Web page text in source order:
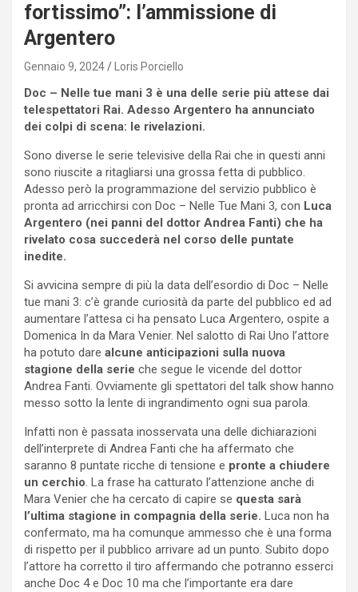
fortissimo”: l’ammissione di
Argentero
Gennaio 9, 2024 Loris Porciello
Doc – Nelle tue mani 3 è una delle serie più attese dai
telespettatori Rai. Adesso Argentero ha annunciato
dei colpi di scena: le rivelazioni.
Sono diverse le serie televisive della Rai che in questi anni
sono riuscite a ritagliarsi una grossa fetta di pubblico.
Adesso però la programmazione del servizio pubblico è
pronta ad arricchirsi con Doc – Nelle Tue Mani 3, con Luca
Argentero (nei panni del dottor Andrea Fanti) che ha
rivelato cosa succederà nel corso delle puntate
inedite.
Si avvicina sempre di più la data dell’esordio di Doc – Nelle
tue mani 3: c’è grande curiosità da parte del pubblico ed ad
aumentare l’attesa ci ha pensato Luca Argentero, ospite a
Domenica In da Mara Venier. Nel salotto di Rai Uno l’attore
ha potuto dare alcune anticipazioni sulla nuova
stagione della serie che segue le vicende del dottor
Andrea Fanti. Ovviamente gli spettatori del talk show hanno
messo sotto la lente di ingrandimento ogni sua parola.
Infatti non è passata inosservata una delle dichiarazioni
dell’interprete di Andrea Fanti che ha affermato che
saranno 8 puntate ricche di tensione e pronte a chiudere
un cerchio. La frase ha catturato l’attenzione anche di
Mara Venier che ha cercato di capire se questa sarà
l’ultima stagione in compagnia della serie. Luca non ha
confermato, ma ha comunque ammesso che è una forma
di rispetto per il pubblico arrivare ad un punto. Subito dopo
l’attore ha corretto il tiro affermando che potranno esserci
anche Doc 4 e Doc 10 ma che l’importante era dare